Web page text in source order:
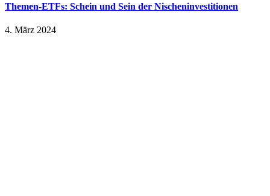
Themen-ETFs: Schein und Sein der Nischeninvestitionen
4. März 2024